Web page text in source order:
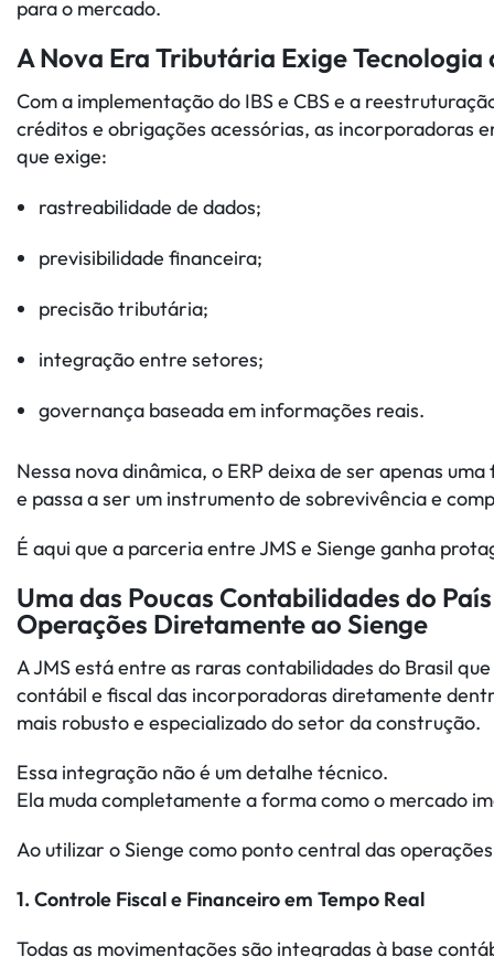
para o mercado.
A Nova Era Tributária Exige Tecnologia
Com a implementação do IBS e CBS e a
créditos e obrigações acessórias, as incorporadoras
que exige:
rastreabilidade de dados;
previsibilidade financeira;
precisão tributária;
integração entre setores;
governança baseada em informações reais.
Nessa nova dinâmica, o ERP deixa de ser apenas
e passa a ser um instrumento de sobrevivência e
É aqui que a parceria entre JMS e Sienge ganha
Uma das Poucas Contabilidades do
Operações Diretamente ao Sienge
A JMS está entre as raras contabilidades do Brasil
contábil e fiscal das incorporadoras diretamente
mais robusto e especializado do setor da construção.
Essa integração não é um detalhe técnico.
Ela muda completamente a forma como o mercado
Ao utilizar o Sienge como ponto central das
1. Controle Fiscal e Financeiro em Tempo Real
Todas as movimentações são integradas à base